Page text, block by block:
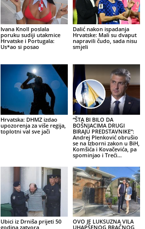
Ivana Knoll poslala
poruku sudiji utakmice
Hrvatske i Portugala:
Us*ao si posao
Dalić nakon ispadanja
Hrvatske: Mali su dvaput
napravili čudo, sada nisu
smjeli
Hrvatska: DHMZ izdao
upozorenja za više regija,
toplotni val sve jači
“ŠTA BI BILO DA
BOŠNJACIMA DRUGI
BIRAJU PREDSTAVNIKE”:
Andrej Plenković obrušio
se na Izborni zakon u BiH,
Komšića i Kovačevića, pa
spominjao i Treći...
Ubici iz Drniša prijeti 50
godina zatvora
OVO JE LUKSUZNA VILA
UHAPŠENOG BRAČNOG